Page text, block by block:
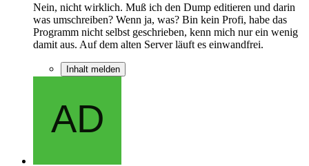
Nein, nicht wirklich. Muß ich den Dump editieren und darin
was umschreiben? Wenn ja, was? Bin kein Profi, habe das
Programm nicht selbst geschrieben, kenn mich nur ein wenig
damit aus. Auf dem alten Server läuft es einwandfrei.
Inhalt melden